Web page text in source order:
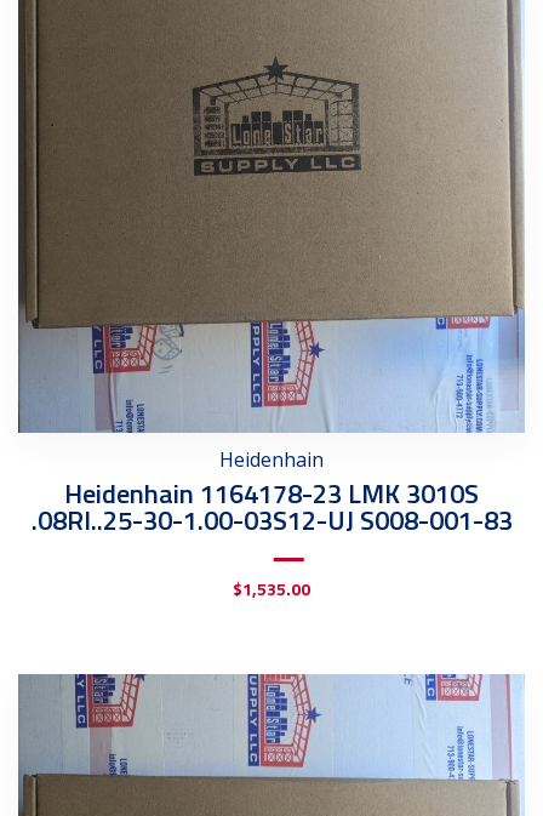
Heidenhain
Heidenhain 1164178-23 LMK 3010S
.08RI..25-30-1.00-03S12-UJ S008-001-83
$1,535.00